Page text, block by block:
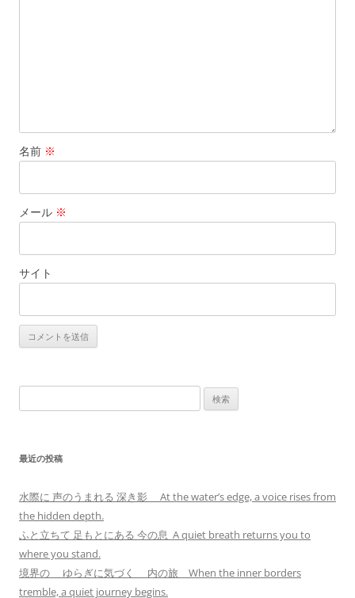
名前 ※
メール ※
サイト
索:
最近の投稿
水際に 声のうまれる 深き影 At the water’s edge, a voice rises from
the hidden depth.
ふと立ちて 足もとにある 今の息 A quiet breath returns you to
where you stand.
境界の ゆらぎに気づく 内の旅 When the inner borders
tremble, a quiet journey begins.